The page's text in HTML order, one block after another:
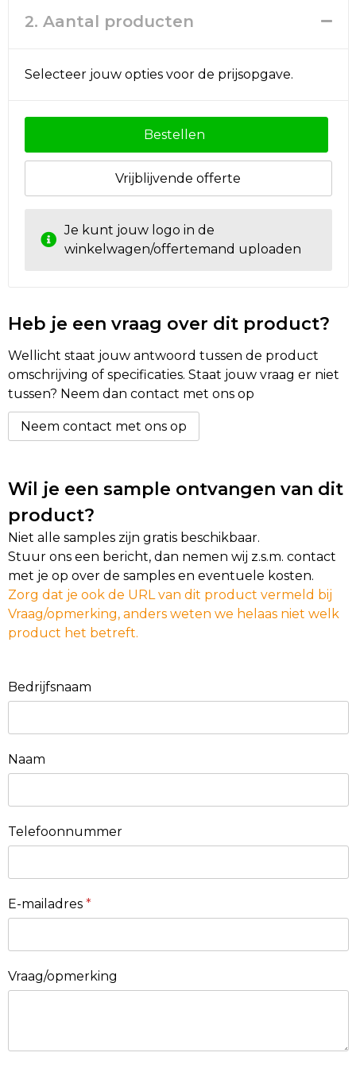
Schoudertassen
Sporttassen
Strandtassen
Tablettassen
Toilettassen
Waterbestendige tassen
Reistassensets
Golftassen
Autotassen
Been- en voetbescherming
Schoenen
Veiligheidssignalering en Verlichting
Gereedschap
Ademhalingsbescherming
2. Aantal producten
Selecteer jouw opties voor de prijsopgave.
Bestellen
Vrijblijvende offerte
Je kunt jouw logo in de
winkelwagen/offertemand uploaden
Heb je een vraag over dit product?
Wellicht staat jouw antwoord tussen de product
omschrijving of specificaties. Staat jouw vraag er niet
tussen? Neem dan contact met ons op
Neem contact met ons op
Wil je een sample ontvangen van dit
product?
Niet alle samples zijn gratis beschikbaar.
Stuur ons een bericht, dan nemen wij z.s.m. contact
met je op over de samples en eventuele kosten.
Zorg dat je ook de URL van dit product vermeld bij
Vraag/opmerking, anders weten we helaas niet welk
product het betreft.
Bedrijfsnaam
Naam
Telefoonnummer
E-mailadres *
Vraag/opmerking